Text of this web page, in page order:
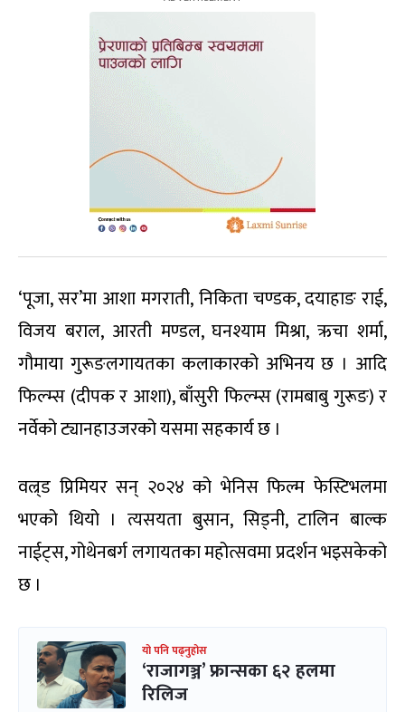
‘पूजा, सर’मा आशा मगराती, निकिता चण्डक, दयाहाङ राई,
विजय बराल, आरती मण्डल, घनश्याम मिश्रा, ऋचा शर्मा,
गौमाया गुरूङलगायतका कलाकारको अभिनय छ । आदि
फिल्म्स (दीपक र आशा), बाँसुरी फिल्म्स (रामबाबु गुरूङ) र
नर्वेको ट्यानहाउजरको यसमा सहकार्य छ ।
वल्र्ड प्रिमियर सन् २०२४ को भेनिस फिल्म फेस्टिभलमा
भएको थियो । त्यसयता बुसान, सिड्नी, टालिन बाल्क
नाईट्स, गोथेनबर्ग लगायतका महोत्सवमा प्रदर्शन भइसकेको
छ ।
यो पनि पढ्नुहोस
‘राजागञ्ज’ फ्रान्सका ६२ हलमा
रिलिज